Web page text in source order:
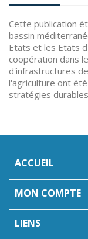
Cette publication
bassin
Etats et les Etats
coopération dans
d'infrastructures
l'agriculture ont
stratégies
ACCUEIL
MON COMPTE
LIENS